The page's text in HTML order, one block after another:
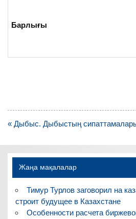
Барлығы
Навигация
записям
« Дыбыс. Дыбыстың
Жаңа мақалалар
Тимур Турлов заговорил на
строит будущее в Казахстане
Особенности расчета